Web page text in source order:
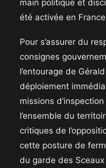
main politique et
été activée en
​Pour s’assurer du
consignes
l’entourage de
déploiement
missions
l’ensemble du
critiques de
cette posture de
du garde des Sceaux